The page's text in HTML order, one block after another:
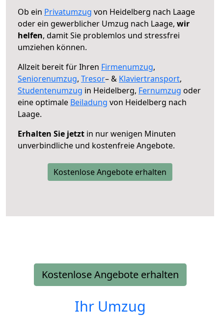
Ob ein Privatumzug von Heidelberg nach Laage
oder ein gewerblicher Umzug nach Laage, wir
helfen, damit Sie problemlos und stressfrei
umziehen können.
Allzeit bereit für Ihren Firmenumzug,
Seniorenumzug, Tresor– & Klaviertransport,
Studentenumzug in Heidelberg, Fernumzug oder
eine optimale Beiladung von Heidelberg nach
Laage.
Erhalten Sie jetzt in nur wenigen Minuten
unverbindliche und kostenfreie Angebote.
Kostenlose Angebote erhalten
Kostenlose Angebote erhalten
Ihr Umzug